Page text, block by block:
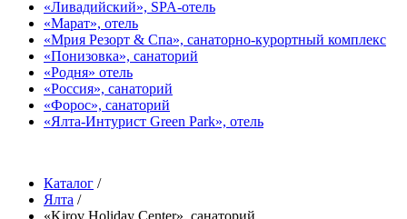
«Ливадийский», SPA-отель
«Марат», отель
«Мрия Резорт & Спа», санаторно-курортный комплекс
«Понизовка», санаторий
«Родня» отель
«Россия», санаторий
«Форос», санаторий
«Ялта-Интурист Green Park», отель
Каталог /
Ялта /
«Kirov Holiday Center», санаторий